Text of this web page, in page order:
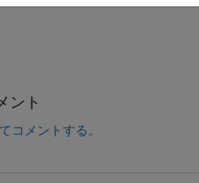
ント
コメントする。